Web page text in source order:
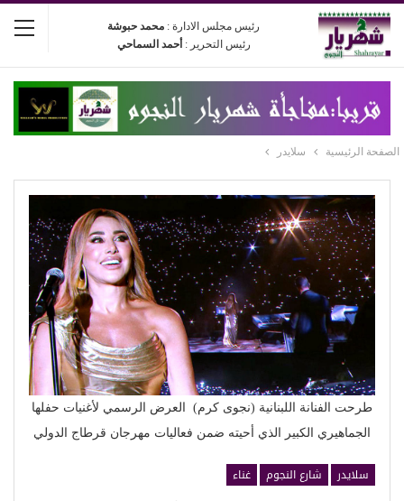
رئيس مجلس الادارة : محمد حبوشة
رئيس التحرير : أحمد السماحي
الصفحة الرئيسية سلايدر
طرحت الفنانة اللبنانية (نجوى كرم) العرض الرسمي لأغنيات حفلها
الجماهيري الكبير الذي أحيته ضمن فعاليات مهرجان قرطاج الدولي
سلايدر شارع النجوم
غناء